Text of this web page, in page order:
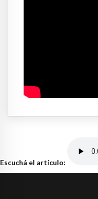
Escuchá el artículo: